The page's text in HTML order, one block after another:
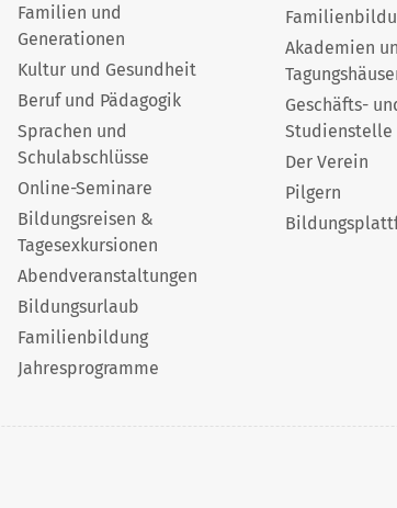
Familien und
Generationen
Kultur und Gesundheit
Beruf und Pädagogik
Sprachen und
Schulabschlüsse
Online-Seminare
Bildungsreisen &
Tagesexkursionen
Abendveranstaltungen
Bildungsurlaub
Familienbildung
Jahresprogramme
Akademien
Geschäfts-
Studienstelle
Der Verein
Pilgern